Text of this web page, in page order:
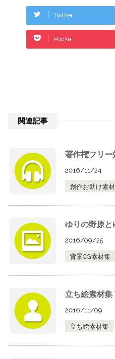
Twitter
Pocket
関連記事
著作権フリー
2016/11/24
創作お助け素
ゆりの野原と
2016/09/25
背景CG素材集
立ち絵素材集
2016/11/09
立ち絵素材集